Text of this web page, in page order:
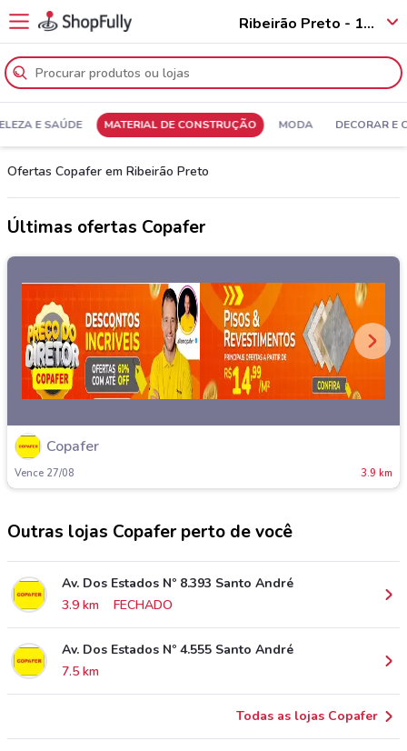
Ribeirão Preto - 14031
E SAÚDE MATERIAL DE CONSTRUÇÃO MODA DECORAR E
Ofertas Copafer em Ribeirão Preto
Últimas ofertas Copafer
Copafer
Vence 27/08 3.9 km
Outras lojas Copafer perto de você
Av. Dos Estados Nº 8.393 Santo André
3.9 km
FECHADO
Av. Dos Estados Nº 4.555 Santo André
7.5 km
Todas as lojas Copafer